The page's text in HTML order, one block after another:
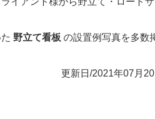
野立て看板 の設置例写真を多数
更新日/2021年07月20